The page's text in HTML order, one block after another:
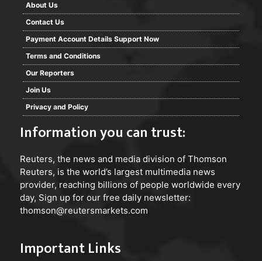
About Us
Contact Us
Payment Account Details Support Now
Terms and Conditions
Our Reporters
Join Us
Privacy and Policy
Information you can trust:
Reuters, the news and media division of Thomson
Reuters, is the world’s largest multimedia news
provider, reaching billions of people worldwide every
day, Sign up for our free daily newsletter:
thomson@reutersmarkets.com
Important Links